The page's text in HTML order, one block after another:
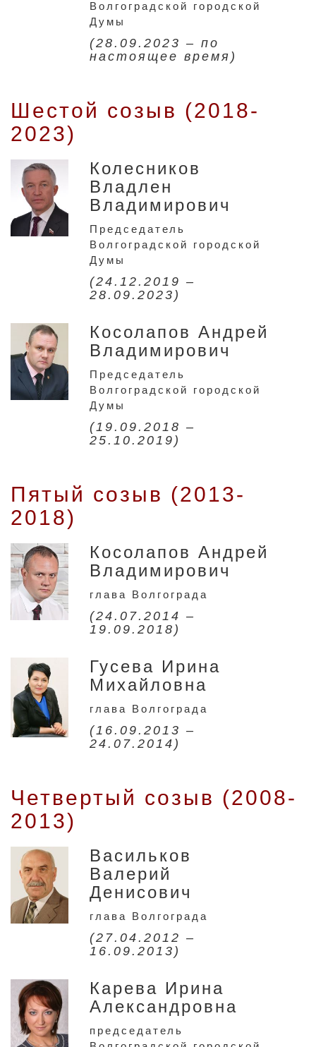
Волгоградской городской
Думы
(28.09.2023 – по
настоящее время)
Шестой созыв (2018-
2023)
Колесников
Владлен
Владимирович
Председатель
Волгоградской городской
Думы
(24.12.2019 –
28.09.2023)
Косолапов Андрей
Владимирович
Председатель
Волгоградской городской
Думы
(19.09.2018 –
25.10.2019)
Пятый созыв (2013-
2018)
Косолапов Андрей
Владимирович
глава Волгограда
(24.07.2014 –
19.09.2018)
Гусева Ирина
Михайловна
глава Волгограда
(16.09.2013 –
24.07.2014)
Четвертый созыв (2008-
2013)
Васильков
Валерий
Денисович
глава Волгограда
(27.04.2012 –
16.09.2013)
Карева Ирина
Александровна
председатель